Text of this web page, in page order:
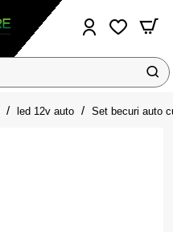
led 12v auto Set becuri auto